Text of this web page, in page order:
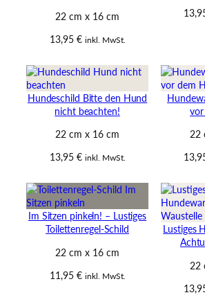
22 cm x 16 cm
13,95 € inkl. MwSt.
Hundeschild Bitte den Hund
nicht beachten!
22 cm x 16 cm
13,95 € inkl. MwSt.
22
Im Sitzen pinkeln! – Lustiges
Toilettenregel-Schild
22 cm x 16 cm
11,95 € inkl. MwSt.
Lustiges
22